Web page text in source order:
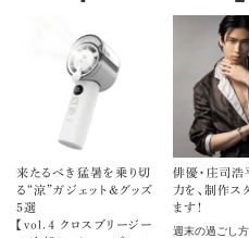
来たるべき猛暑を乗り切
る“涼”ガジェット＆グッズ
5選
【vol.４ クロスブリージー
俳優・庄司浩
力を、制作ス
ます！
週末の過ごし方